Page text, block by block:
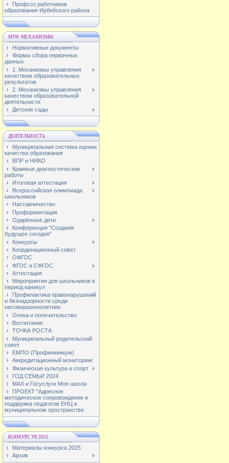
Профсоз работников
образования Ирбейского района
МУН. МЕХАНИЗМЫ
Нормативные документы
Формы сбора первичных
данных
1. Механизмы управления
качеством образовательных
результатов
2. Механизмы управления
качеством образовательной
деятельности
Детские сады
ДЕЯТЕЛЬНОСТЬ
Муниципальная система оценки
качества образования
ВПР и НИКО
Краевые диагностические
работы
Итоговая аттестация
Всероссийская олимпиада
школьников
Наставничество
Профориентация
Одарённые дети
Конференция "Создаем
будущее сегодня"
Конкурсы
Координационный совет
ОФГОС
ФГОС и СФГОС
Аттестация
Мероприятия для школьников в
период каникул
Профилактика правонарушений
и безнадзорности среди
несовершеннолетних
Опека и попечительство
Воспитание
ТОЧКА РОСТА
Муниципальный родительский
совет
ЕМПО (Профминимум)
Аккредитационный мониторинг
Физическая культура и спорт
ГОД СЕМЬИ 2024
МАХ и Госуслуги Моя школа
ПРОЕКТ "Адресное
методическое сопровождение и
поддержка педагогов ЕНЦ в
муниципальном пространстве
КОНКУРС УК 2025
Материалы конкурса 2025
Архив